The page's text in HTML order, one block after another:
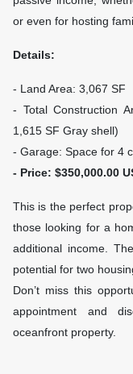
or even for hosting
Details:
- Land Area: 3,067 SF
- Total Construction
1,615 SF Gray shell)
- Garage: Space for 4
- Price: $350,000.00
This is the perfect
those looking for a
additional income.
potential for two
Don’t miss this
appointment and
oceanfront property.